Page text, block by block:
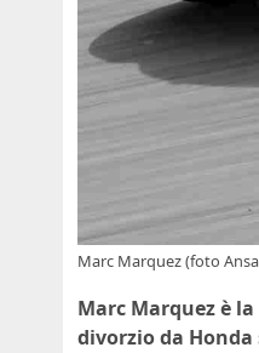
Marc Marquez (foto
Marc Marquez è
divorzio da Honda